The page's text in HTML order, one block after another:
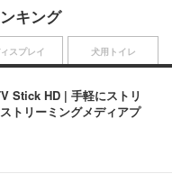
キング
Stick HD | 手軽にストリ
トリーミングメディアプ
スプレイ 犬用トイレ